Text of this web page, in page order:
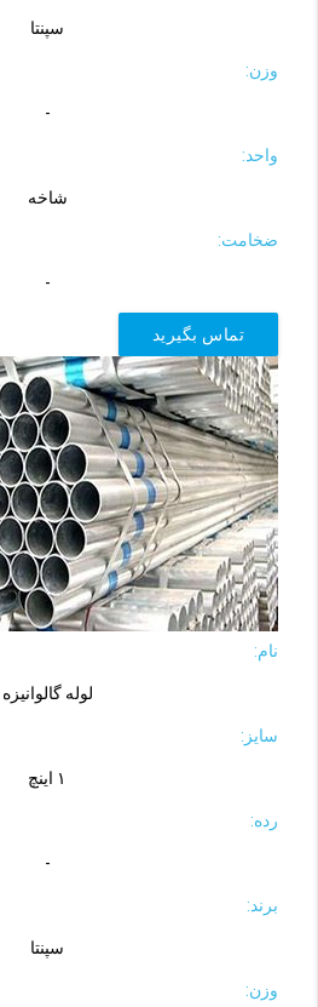
سپنتا
وزن:
-
واحد:
شاخه
ضخامت:
-
تماس بگیرید
نام:
لوله گالوانیزه
سایز:
۱ اینچ
رده:
-
برند:
سپنتا
وزن: